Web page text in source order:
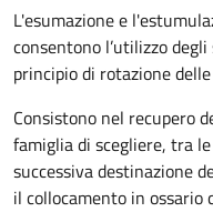
L'esumazione e
consentono l’utilizzo
principio di rotazione
Consistono nel recupero
famiglia di scegliere, tra
successiva destinazione
il collocamento in ossario